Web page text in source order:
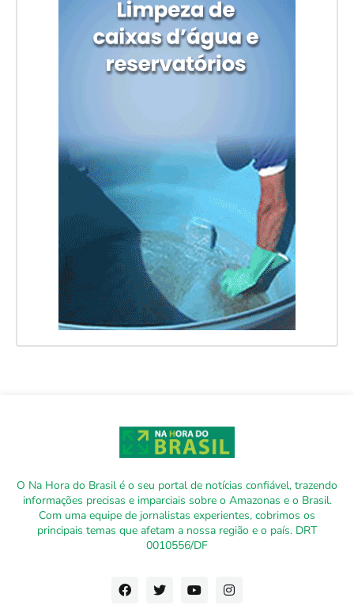
O Na Hora do Brasil é o seu portal de notícias confiável, trazendo
informações precisas e imparciais sobre o Amazonas e o Brasil.
Com uma equipe de jornalistas experientes, cobrimos os
principais temas que afetam a nossa região e o país. DRT
0010556/DF